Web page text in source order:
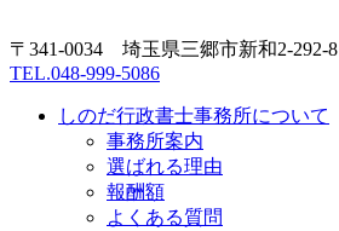
〒341-0034 埼玉県三郷市新和2-292-8
TEL.048-999-5086
しのだ行政書士事務所について
事務所案内
選ばれる理由
報酬額
よくある質問